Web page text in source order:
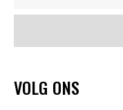
VOLG ONS